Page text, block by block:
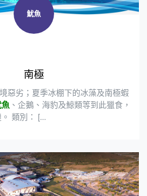
魷魚
南極
惡劣；夏季冰棚下的冰藻及南極蝦
、企鵝、海豹及鯨類等到此獵食，
類別： [...